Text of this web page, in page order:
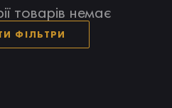
товарів немає
ФІЛЬТРИ